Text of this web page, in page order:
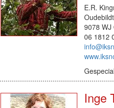
E.R.
9078 WJ
06 1812
Inge